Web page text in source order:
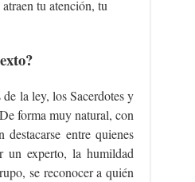
tu atención, tu
la ley, los Sacerdotes y
forma muy natural, con
entre quienes
un experto, la humildad
se reconocer a quién